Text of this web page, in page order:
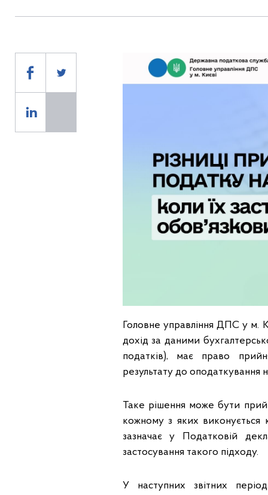
Головне управління ДПС у м.
дохід за даними
податків), має право
результату до оподаткування
Таке рішення може бути
кожному з яких
зазначає у Податковій
застосування такого підходу.
У наступних звітних